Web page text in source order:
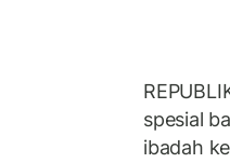
spesial
ibadah